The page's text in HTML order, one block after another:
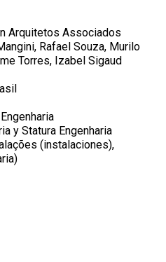
Arquitetos Associados
Rafael Souza, Murilo
Torres, Izabel Sigaud
y Statura Engenharia
(instalaciones),